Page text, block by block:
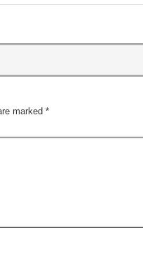
marked *